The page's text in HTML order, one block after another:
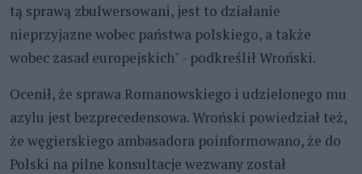
tą sprawą zbulwersowani, jest to działanie
nieprzyjazne wobec państwa polskiego, a także
wobec zasad europejskich" - podkreślił Wroński.
Ocenił, że sprawa Romanowskiego i udzielonego mu
azylu jest bezprecedensowa. Wroński powiedział też,
że węgierskiego ambasadora poinformowano, że do
Polski na pilne konsultacje wezwany został